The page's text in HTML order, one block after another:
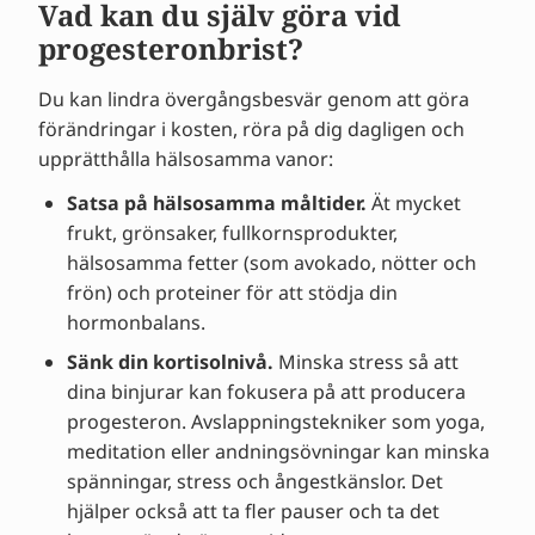
Vad kan du själv göra vid
progesteronbrist?
Du kan lindra övergångsbesvär genom att göra
förändringar i kosten, röra på dig dagligen och
upprätthålla hälsosamma vanor:
Satsa på hälsosamma måltider. Ät mycket
frukt, grönsaker, fullkornsprodukter,
hälsosamma fetter (som avokado, nötter och
frön) och proteiner för att stödja din
hormonbalans.
Sänk din kortisolnivå. Minska stress så att
dina binjurar kan fokusera på att producera
progesteron. Avslappningstekniker som yoga,
meditation eller andningsövningar kan minska
spänningar, stress och ångestkänslor. Det
hjälper också att ta fler pauser och ta det